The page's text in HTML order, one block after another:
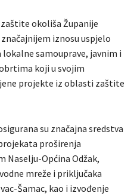
okoliša Županije
značajnijem iznosu uspjelo
samouprave, javnim i
koji u svojim
projekte iz oblasti zaštite
su značajna sredstva
proširenja
Naselju-Općina Odžak,
mreže i priključaka
Šamac, kao i izvođenje